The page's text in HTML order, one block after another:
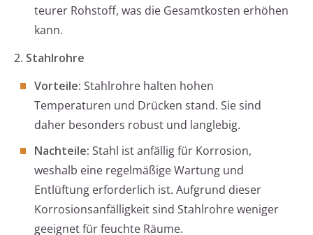
teurer Rohstoff, was die Gesamtkosten erhöhen
kann.
2. Stahlrohre
Vorteile: Stahlrohre halten hohen
Temperaturen und Drücken stand. Sie sind
daher besonders robust und langlebig.
Nachteile: Stahl ist anfällig für Korrosion,
weshalb eine regelmäßige Wartung und
Entlüftung erforderlich ist. Aufgrund dieser
Korrosionsanfälligkeit sind Stahlrohre weniger
geeignet für feuchte Räume.